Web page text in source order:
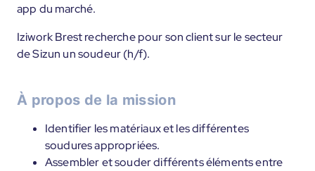
app du marché.
Iziwork Brest recherche pour son client sur le secteur
de Sizun un soudeur (h/f).
À propos de la mission
Identifier les matériaux et les différentes
soudures appropriées.
Assembler et souder différents éléments entre